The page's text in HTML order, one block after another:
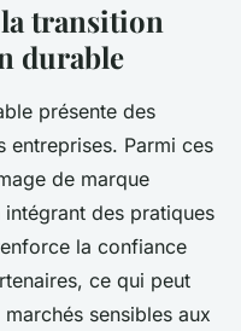
transition
durable
présente des
entreprises. Parmi ces
de marque
des pratiques
la confiance
ce qui peut
sensibles aux